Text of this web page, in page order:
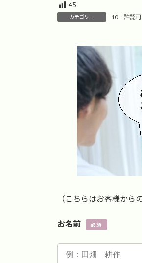
45
カテゴリー 10 許認可
（こちらはお客様から
お名前 必須